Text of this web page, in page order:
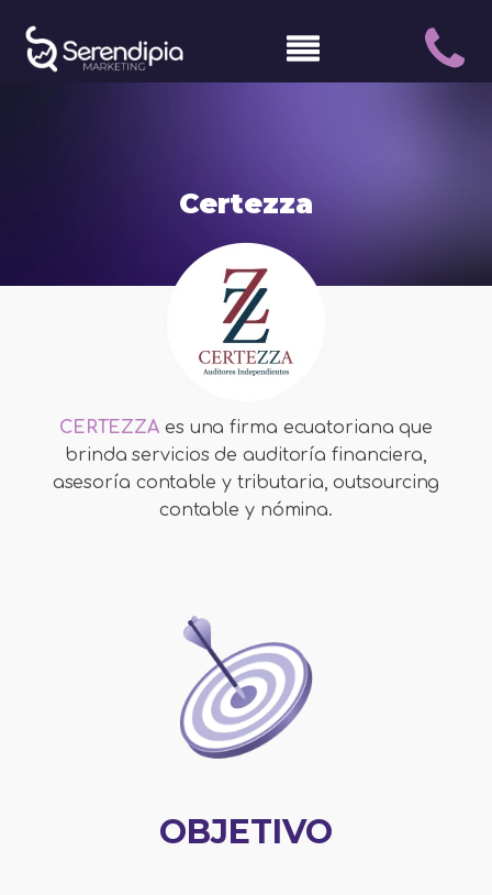
Certezza
CERTEZZA es una firma ecuatoriana que
brinda servicios de auditoría financiera,
asesoría contable y tributaria, outsourcing
contable y nómina.
OBJETIVO